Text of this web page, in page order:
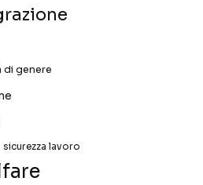
di genere
sicurezza lavoro